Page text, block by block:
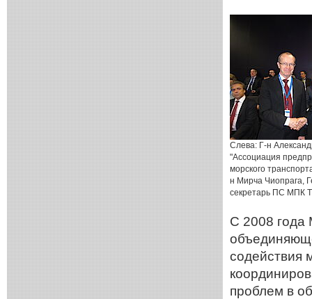
Слева: Г-н
"Ассоциация
морского
н Мирча Чиопрага,
секретарь ПС МПК
С 2008 года
содействия
проблем в